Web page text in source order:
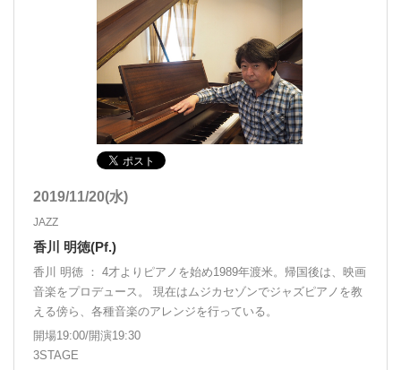
2019/11/20(水)
JAZZ
香川 明徳(Pf.)
香川 明徳 ： 4才よりピアノを始め1989年渡米。帰国後は、映画
音楽をプロデュース。 現在はムジカセゾンでジャズピアノを教
える傍ら、各種音楽のアレンジを行っている。
開場19:00/開演19:30
3STAGE